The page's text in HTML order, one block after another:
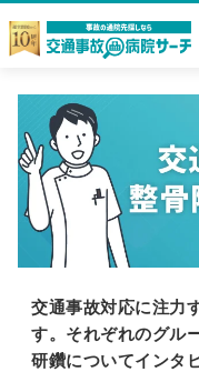
交通事故対応に注力
す。それぞれのグル
研鑽についてインタ